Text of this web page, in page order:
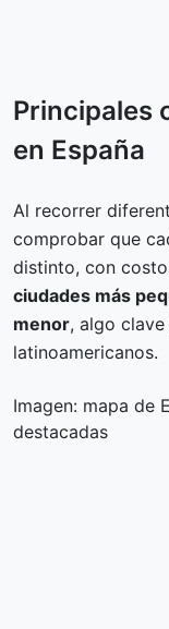
Principales
en España
Al recorrer
comprobar que
distinto, con
ciudades más
menor, algo
latinoamericanos.
Imagen: mapa de
destacadas